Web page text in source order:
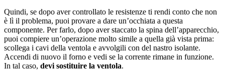
Quindi, se dopo aver controllato le resistenze ti rendi conto che non
è lì il problema, puoi provare a dare un’occhiata a questa
componente. Per farlo, dopo aver staccato la spina dell’apparecchio,
puoi compiere un’operazione molto simile a quella già vista prima:
scollega i cavi della ventola e avvolgili con del nastro isolante.
Accendi di nuovo il forno e vedi se la corrente rimane in funzione.
In tal caso, devi sostituire la ventola.